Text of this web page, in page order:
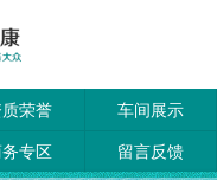
荣誉
车间展示
专区 留言反馈